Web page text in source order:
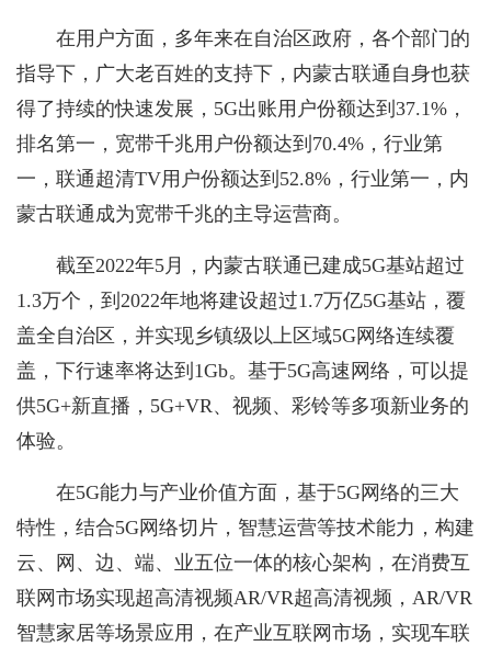
在用户方面，多年来在自治区政府，各个部门的
指导下，广大老百姓的支持下，内蒙古联通自身也获
得了持续的快速发展，5G出账用户份额达到37.1%，
排名第一，宽带千兆用户份额达到70.4%，行业第
一，联通超清TV用户份额达到52.8%，行业第一，内
蒙古联通成为宽带千兆的主导运营商。
截至2022年5月，内蒙古联通已建成5G基站超过
1.3万个，到2022年地将建设超过1.7万亿5G基站，覆
盖全自治区，并实现乡镇级以上区域5G网络连续覆
盖，下行速率将达到1Gb。基于5G高速网络，可以提
供5G+新直播，5G+VR、视频、彩铃等多项新业务的
体验。
在5G能力与产业价值方面，基于5G网络的三大
特性，结合5G网络切片，智慧运营等技术能力，构建
云、网、边、端、业五位一体的核心架构，在消费互
联网市场实现超高清视频AR/VR超高清视频，AR/VR
智慧家居等场景应用，在产业互联网市场，实现车联